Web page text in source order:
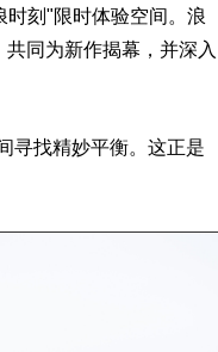
刻"限时体验空间。浪
同为新作揭幕，并深入
寻找精妙平衡。这正是